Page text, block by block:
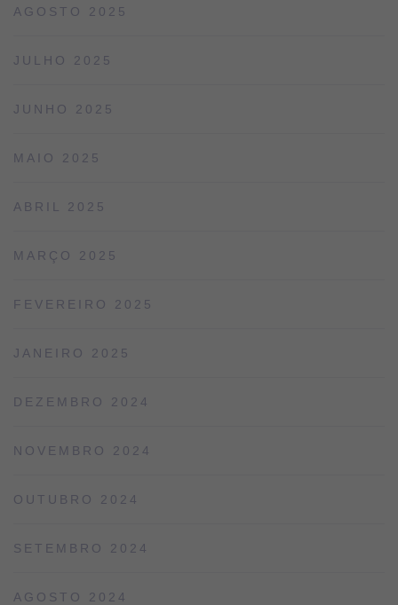
AGOSTO 2025
JULHO 2025
JUNHO 2025
MAIO 2025
ABRIL 2025
MARÇO 2025
FEVEREIRO 2025
JANEIRO 2025
DEZEMBRO 2024
NOVEMBRO 2024
OUTUBRO 2024
SETEMBRO 2024
AGOSTO 2024